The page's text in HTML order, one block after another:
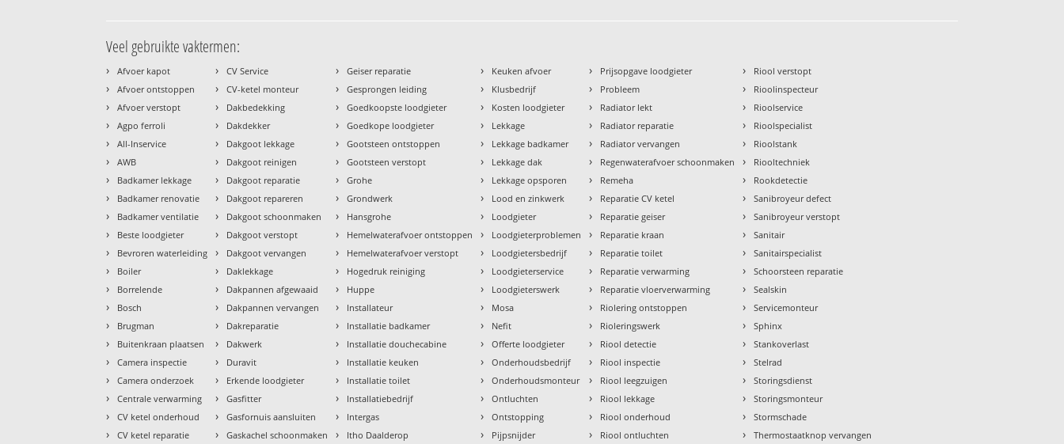
Veel gebruikte vaktermen:
› Afvoer kapot
› Afvoer ontstoppen
› Afvoer verstopt
› Agpo ferroli
› All-Inservice
› AWB
› Badkamer lekkage
› Badkamer renovatie
› Badkamer ventilatie
› Beste loodgieter
› Bevroren waterleiding
› Boiler
› Borrelende
› Bosch
› Brugman
› Buitenkraan plaatsen
› Camera inspectie
› Camera onderzoek
› Centrale verwarming
› CV ketel onderhoud
› CV ketel reparatie
› CV Service
› CV-ketel monteur
› Dakbedekking
› Dakdekker
› Dakgoot lekkage
› Dakgoot reinigen
› Dakgoot reparatie
› Dakgoot repareren
› Dakgoot schoonmaken
› Dakgoot verstopt
› Dakgoot vervangen
› Daklekkage
› Dakpannen afgewaaid
› Dakpannen vervangen
› Dakreparatie
› Dakwerk
› Duravit
› Erkende loodgieter
› Gasfitter
› Gasfornuis aansluiten
› Gaskachel schoonmaken
› Geiser reparatie
› Gesprongen leiding
› Goedkoopste loodgieter
› Goedkope loodgieter
› Gootsteen ontstoppen
› Gootsteen verstopt
› Grohe
› Grondwerk
› Hansgrohe
› Hemelwaterafvoer ontstoppen
› Hemelwaterafvoer verstopt
› Hogedruk reiniging
› Huppe
› Installateur
› Installatie badkamer
› Installatie douchecabine
› Installatie keuken
› Installatie toilet
› Installatiebedrijf
› Intergas
› Itho Daalderop
› Keuken afvoer
› Klusbedrijf
› Kosten loodgieter
› Lekkage
› Lekkage badkamer
› Lekkage dak
› Lekkage opsporen
› Lood en zinkwerk
› Loodgieter
› Loodgieterproblemen
› Loodgietersbedrijf
› Loodgieterservice
› Loodgieterswerk
› Mosa
› Nefit
› Offerte loodgieter
› Onderhoudsbedrijf
› Onderhoudsmonteur
› Ontluchten
› Ontstopping
› Pijpsnijder
› Prijsopgave loodgieter
› Probleem
› Radiator lekt
› Radiator reparatie
› Radiator vervangen
› Regenwaterafvoer schoonmaken
› Remeha
› Reparatie CV ketel
› Reparatie geiser
› Reparatie kraan
› Reparatie toilet
› Reparatie verwarming
› Reparatie vloerverwarming
› Riolering ontstoppen
› Rioleringswerk
› Riool detectie
› Riool inspectie
› Riool leegzuigen
› Riool lekkage
› Riool onderhoud
› Riool ontluchten
› Riool verstopt
› Rioolinspecteur
› Rioolservice
› Rioolspecialist
› Rioolstank
› Riooltechniek
› Rookdetectie
› Sanibroyeur defect
› Sanibroyeur verstopt
› Sanitair
› Sanitairspecialist
› Schoorsteen reparatie
› Sealskin
› Servicemonteur
› Sphinx
› Stankoverlast
› Stelrad
› Storingsdienst
› Storingsmonteur
› Stormschade
› Thermostaatknop vervangen